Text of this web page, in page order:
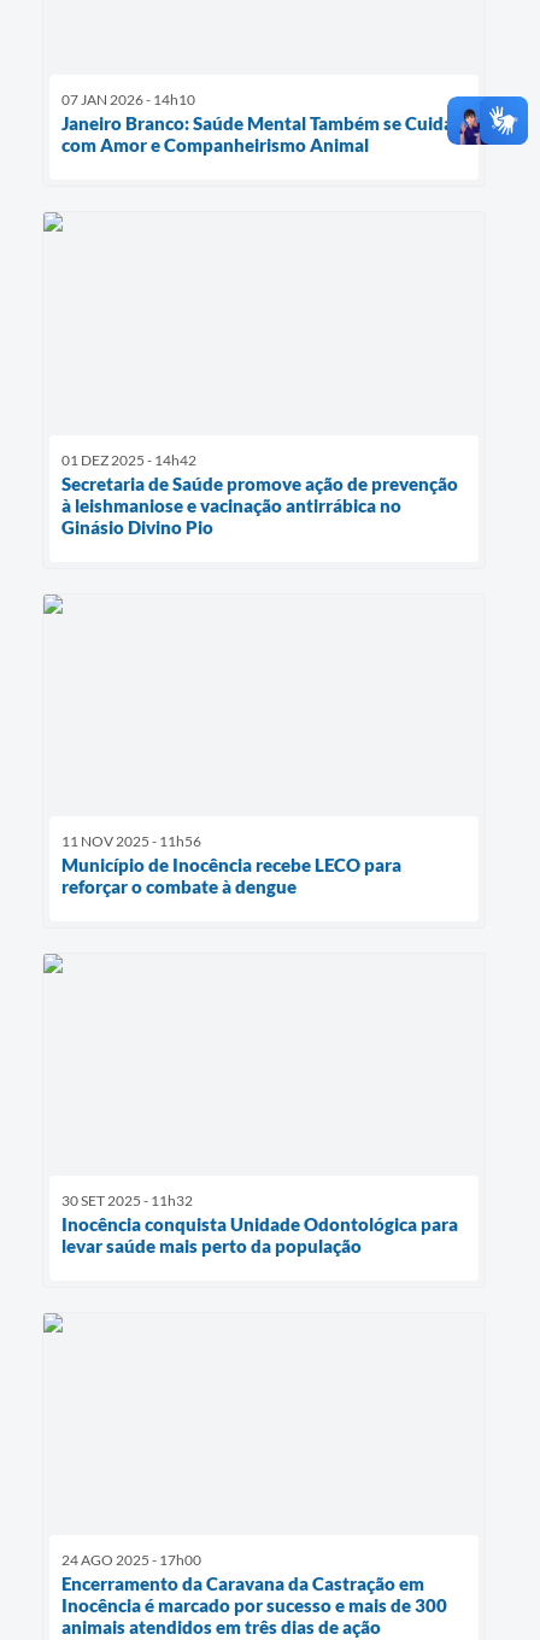
07 JAN 2026 - 14h10
Janeiro Branco: Saúde Mental Também se Cuida
com Amor e Companheirismo Animal
01 DEZ 2025 - 14h42
Secretaria de Saúde promove ação de prevenção
à leishmaniose e vacinação antirrábica no
Ginásio Divino Pio
11 NOV 2025 - 11h56
Município de Inocência recebe LECO para
reforçar o combate à dengue
30 SET 2025 - 11h32
Inocência conquista Unidade Odontológica para
levar saúde mais perto da população
24 AGO 2025 - 17h00
Encerramento da Caravana da Castração em
Inocência é marcado por sucesso e mais de 300
animais atendidos em três dias de ação